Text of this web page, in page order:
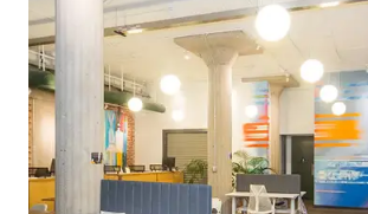
música o arte *Prácticas de mindfulness (yoga, meditación,
respiración) *Reuniones ejecutivas y sesiones